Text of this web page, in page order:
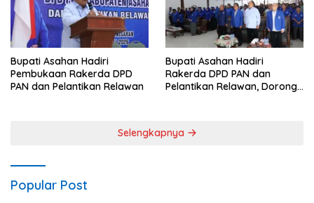
Bupati Asahan Hadiri
Pembukaan Rakerda DPD
PAN dan Pelantikan Relawan
Bupati Asahan Hadiri
Rakerda DPD PAN dan
Pelantikan Relawan, Dorong
Selengkapnya
Popular Post